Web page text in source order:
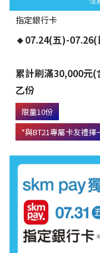
指定銀行卡
🔸07.24(五)-07.26(
累計刷滿30,000元
乙份
限量10份
*與BT21專屬卡友禮擇